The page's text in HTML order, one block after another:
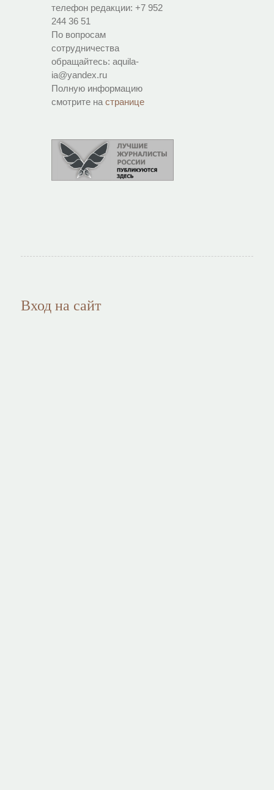
телефон редакции: +7 952
244 36 51
По вопросам
сотрудничества
обращайтесь: aquila-
ia@yandex.ru
Полную информацию
смотрите на странице
Вход на сайт